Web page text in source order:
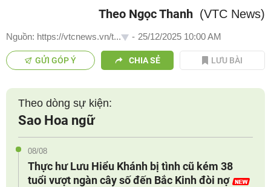
Theo Ngọc Thanh (VTC News)
Nguồn: https://vtcnews.vn/t... - 25/12/2025 10:00 AM
GỬI GÓP Ý CHIA SẺ LƯU BÀI
Theo dòng sự kiện:
Sao Hoa ngữ
08/08
Thực hư Lưu Hiểu Khánh bị tình cũ kém 38
tuổi vượt ngàn cây số đến Bắc Kinh đòi nợ